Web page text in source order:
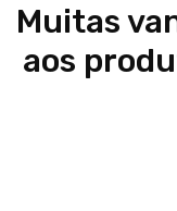
Muitas
aos